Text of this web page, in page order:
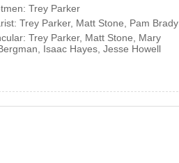
Trey Parker
Trey Parker, Matt Stone
Pam Brady
Trey Parker, Matt Stone
Mary
Isaac Hayes Jesse Howell